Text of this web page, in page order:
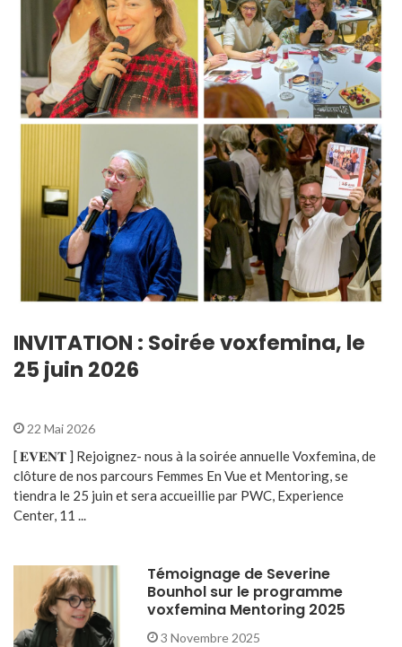
INVITATION : Soirée voxfemina, le
25 juin 2026
22 Mai 2026
[ 𝐄𝐕𝐄𝐍𝐓 ] Rejoignez- nous à la soirée annuelle Voxfemina, de
clôture de nos parcours Femmes En Vue et Mentoring, se
tiendra le 25 juin et sera accueillie par PWC, Experience
Center, 11 ...
Témoignage de Severine
Bounhol sur le programme
voxfemina Mentoring 2025
3 Novembre 2025